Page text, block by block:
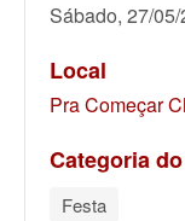
Sábado, 27/
Local
Pra Começar
Categoria
Festa